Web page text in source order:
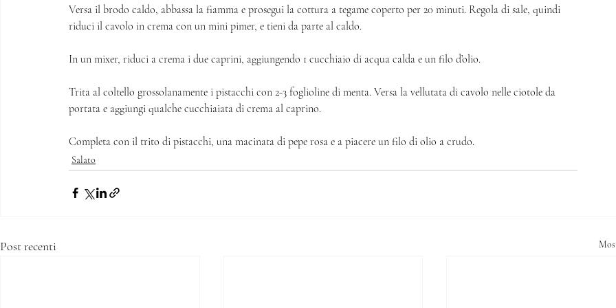
Versa il brodo caldo, abbassa la fiamma e prosegui la cottura a tegame coperto per 20 minuti. Regola di sale, quindi
riduci il cavolo in crema con un mini pimer, e tieni da parte al caldo.
In un mixer, riduci a crema i due caprini, aggiungendo 1 cucchiaio di acqua calda e un filo d’olio.
Trita al coltello grossolanamente i pistacchi con 2-3 foglioline di menta. Versa la vellutata di cavolo nelle ciotole da
portata e aggiungi qualche cucchiaiata di crema al caprino.
Completa con il trito di pistacchi, una macinata di pepe rosa e a piacere un filo di olio a crudo.
Salato
Post recenti